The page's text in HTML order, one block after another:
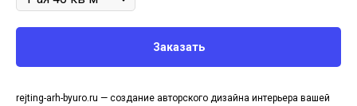
Заказать
rejting-arh-byuro.ru — создание авторского дизайна интерьера вашей